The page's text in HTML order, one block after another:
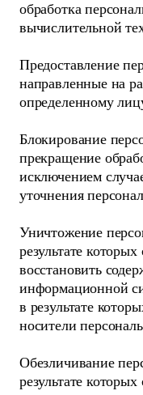
обработка
вычислительной
Предоставление
направленные на
определенному
Блокирование
прекращение
исключением
уточнения
Уничтожение
результате
восстановить
информационной
в результате
носители
Обезличивание
результате